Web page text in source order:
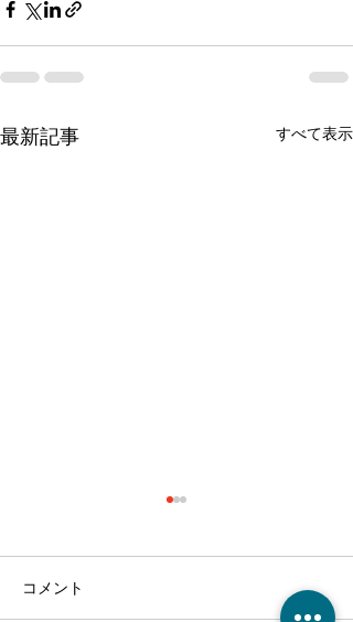
最新記事 すべて表示
コメント